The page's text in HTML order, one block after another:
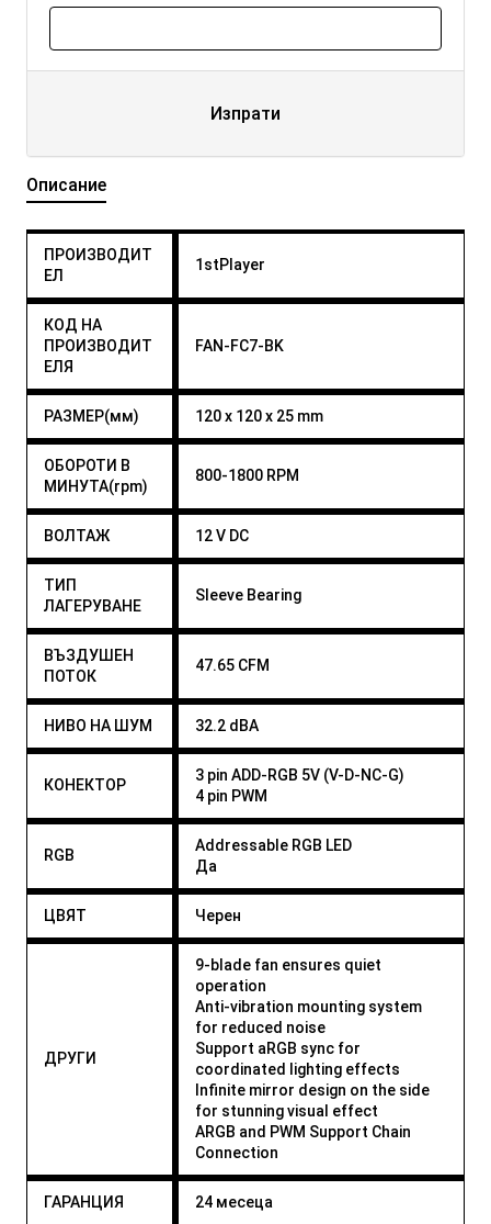
Изпрати
Описание
ПРОИЗВОДИТ
ЕЛ
1stPlayer
КОД НА
ПРОИЗВОДИТ
ЕЛЯ
FAN-FC7-BK
РАЗМЕР(мм) 120 x 120 x 25 mm
ОБОРОТИ В
МИНУТА(rpm)
800-1800 RPM
ВОЛТАЖ 12 V DC
ТИП
ЛАГЕРУВАНЕ
Sleeve Bearing
ВЪЗДУШЕН
ПОТОК
47.65 CFM
НИВО НА ШУМ 32.2 dBA
КОНЕКТОР
3 pin ADD-RGB 5V (V-D-NC-G)
4 pin PWM
RGB
Addressable RGB LED
Да
ЦВЯТ Черен
ДРУГИ
9-blade fan ensures quiet
operation
Anti-vibration mounting system
for reduced noise
Support aRGB sync for
coordinated lighting effects
Infinite mirror design on the side
for stunning visual effect
ARGB and PWM Support Chain
Connection
ГАРАНЦИЯ 24 месеца